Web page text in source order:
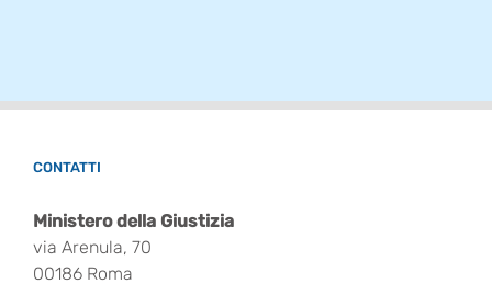
CONTATTI
Ministero della Giustizia
via Arenula, 70
00186 Roma